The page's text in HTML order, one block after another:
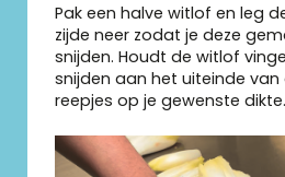
Pak een halve witlof en leg
zijde neer zodat je deze
snijden. Houdt de witlof
snijden aan het uiteinde
reepjes op je gewenste dikte.